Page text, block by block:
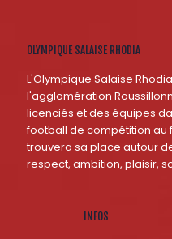
OLYMPIQUE SALAISE RHODIA
L'Olympique Salaise
l'agglomération
licenciés et des équipes
football de compétition au
trouvera sa place autour
respect, ambition, plaisir,
INFOS